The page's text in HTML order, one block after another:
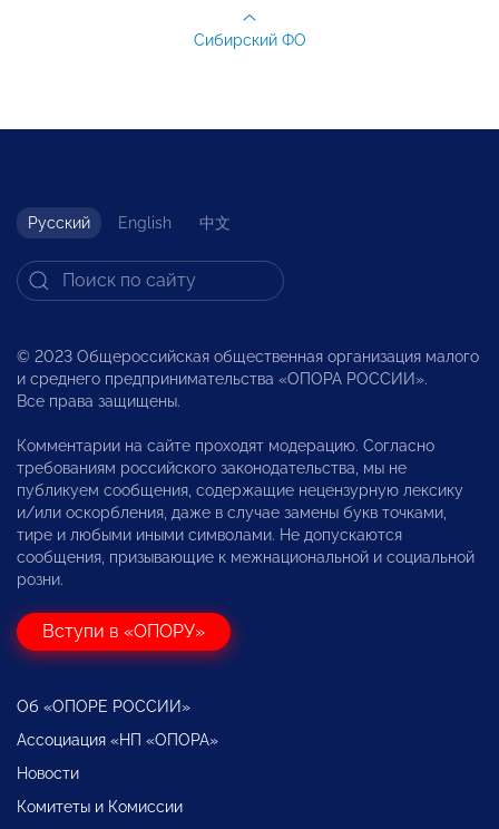
Сибирский ФО
Русский English 中文
© 2023 Общероссийская общественная организация малого
и среднего предпринимательства «ОПОРА РОССИИ».
Все права защищены.
Комментарии на сайте проходят модерацию. Согласно
требованиям российского законодательства, мы не
публикуем сообщения, содержащие нецензурную лексику
и/или оскорбления, даже в случае замены букв точками,
тире и любыми иными символами. Не допускаются
сообщения, призывающие к межнациональной и социальной
розни.
Вступи в «ОПОРУ»
Об «ОПОРЕ РОССИИ»
Ассоциация «НП «ОПОРА»
Новости
Комитеты и Комиссии